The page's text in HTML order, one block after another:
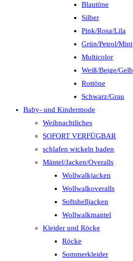
Blautöne
Silber
Pink/Rosa/Lila
Grün/Petrol/Mint
Multicolor
Weiß/Beige/Gelb
Rottöne
Schwarz/Grau
Baby- und Kindermode
Weihnachtliches
SOFORT VERFÜGBAR
schlafen wickeln baden
Mäntel/Jacken/Overalls
Wollwalkjacken
Wollwalkoveralls
Softshelljacken
Wollwalkmantel
Kleider und Röcke
Röcke
Sommerkleider